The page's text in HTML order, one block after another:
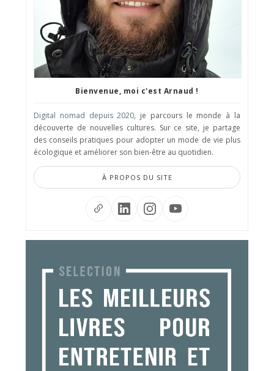
Bienvenue, moi c'est Arnaud !
Digital nomad depuis 2020, je parcours le monde à la
découverte de nouvelles cultures. Sur ce site, je partage
des conseils pratiques pour adopter un mode de vie plus
écologique et améliorer son bien-être au quotidien.
À PROPOS DU SITE